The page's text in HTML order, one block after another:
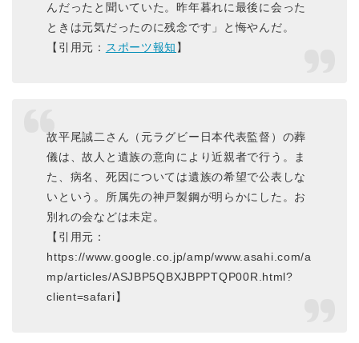
んだったと聞いていた。昨年暮れに最後に会った
ときは元気だったのに残念です」と悔やんだ。
【引用元： スポーツ報知 】
故平尾誠二さん（元ラグビー日本代表監督）の葬
儀は、故人と遺族の意向により近親者で行う。ま
た、病名、死因については遺族の希望で公表しな
いという。所属先の神戸製鋼が明らかにした。お
別れの会などは未定。
【引用元：
https://www.google.co.jp/amp/www.asahi.com/a
mp/articles/ASJBP5QBXJBPPTQP00R.html?
client=safari】